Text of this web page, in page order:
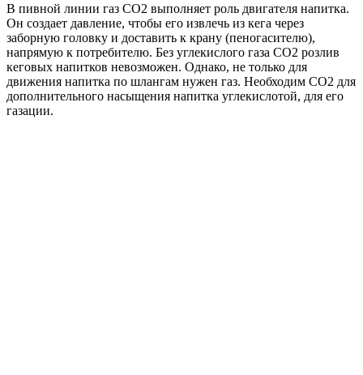
В пивной линии газ СО2 выполняет роль двигателя напитка.
Он создает давление, чтобы его извлечь из кега через
заборную головку и доставить к крану (пеногасителю),
напрямую к потребителю. Без углекислого газа СО2 розлив
кеговых напитков невозможен. Однако, не только для
движения напитка по шлангам нужен газ. Необходим СО2 для
дополнительного насыщения напитка углекислотой, для его
газации.